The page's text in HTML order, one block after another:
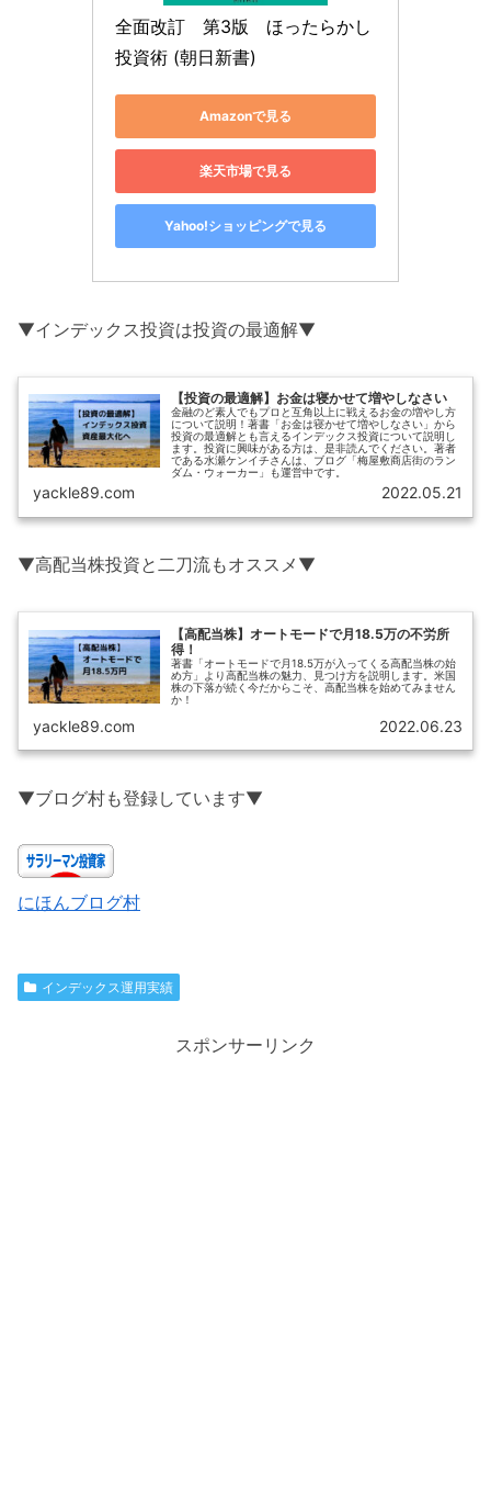
全面改訂　第3版　ほったらかし
投資術 (朝日新書)
Amazonで見る
楽天市場で見る
Yahoo!ショッピングで見る
▼インデックス投資は投資の最適解▼
【投資の最適解】お金は寝かせて増やしなさい
金融のど素人でもプロと互角以上に戦えるお金の増やし方
について説明！著書「お金は寝かせて増やしなさい」から
投資の最適解とも言えるインデックス投資について説明し
ます。投資に興味がある方は、是非読んでください。著者
である水瀬ケンイチさんは、ブログ「梅屋敷商店街のラン
ダム・ウォーカー」も運営中です。
yackle89.com 2022.05.21
▼高配当株投資と二刀流もオススメ▼
【高配当株】オートモードで月18.5万の不労所
得！
著書「オートモードで月18.5万が入ってくる高配当株の始
め方」より高配当株の魅力、見つけ方を説明します。米国
株の下落が続く今だからこそ、高配当株を始めてみません
か！
yackle89.com 2022.06.23
▼ブログ村も登録しています▼
にほんブログ村
インデックス運用実績
スポンサーリンク